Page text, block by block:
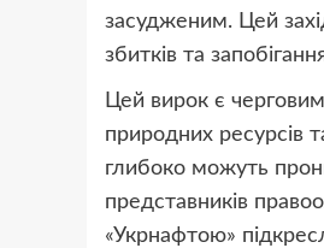
засудженим. Цей
збитків та
Цей вирок є
природних ресурсів
глибоко можуть
представників
«Укрнафтою»